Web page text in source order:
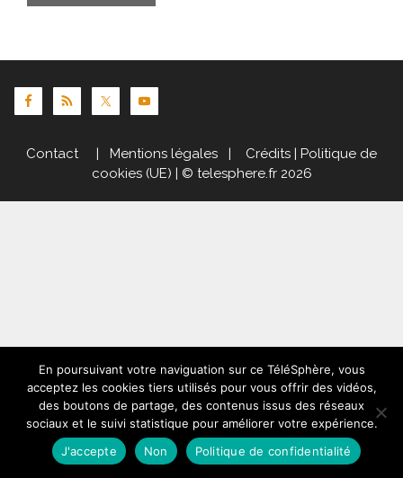
Contact| Mentions légales | Crédits | Politique de
cookies (UE) | © telesphere.fr 2026
En poursuivant votre naviguation sur ce TéléSphère, vous
acceptez les cookies tiers utilisés pour vous offrir des vidéos,
des boutons de partage, des contenus issus des réseaux
sociaux et le suivi statistique pour améliorer votre expérience.
J'accepte
Non Politique de confidentialité